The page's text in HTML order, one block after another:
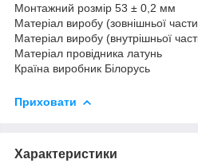
Монтажний розмір 53 ± 0,2 мм
Матеріал виробу (зовнішньої
Матеріал виробу (внутрішньої
Матеріал провідника латунь
Країна виробник Білорусь
Приховати
Характеристики